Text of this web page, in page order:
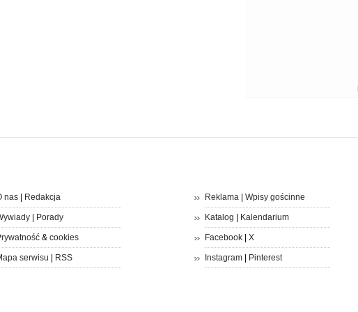
nas| Redakcja
| Porady
& cookies
serwisu RSS
Reklama| Wpisy gościnne
Katalog Kalendarium
Facebook| X
Instagram| Pinterest